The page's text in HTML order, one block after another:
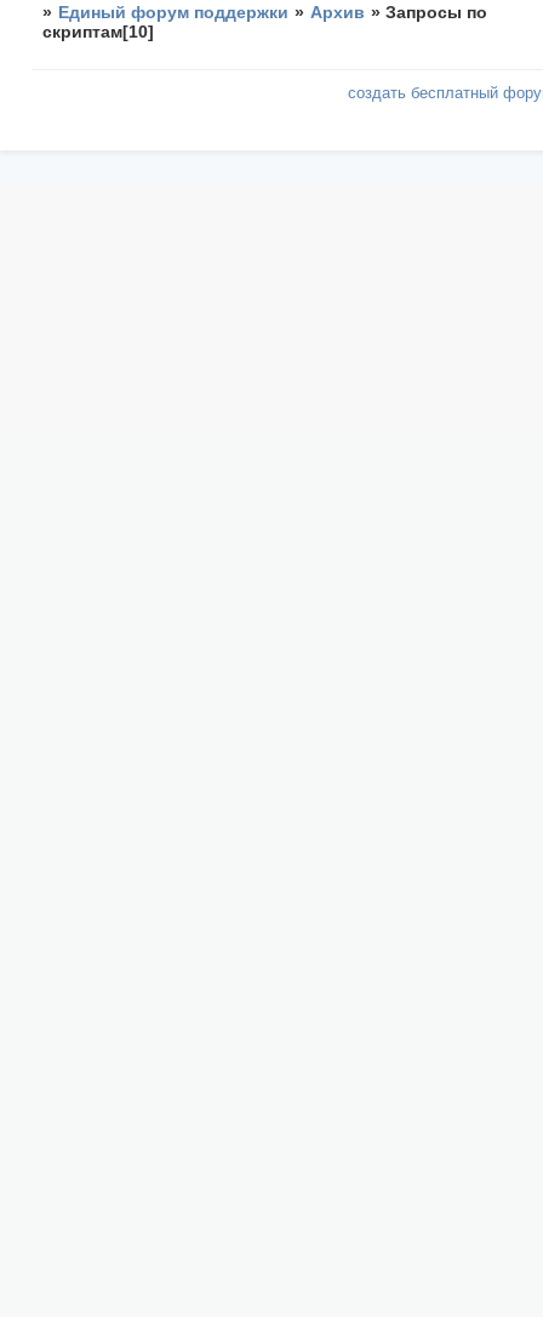
» Единый форум поддержки » Архив »Запросы по
скриптам[10]
создать бесплатный